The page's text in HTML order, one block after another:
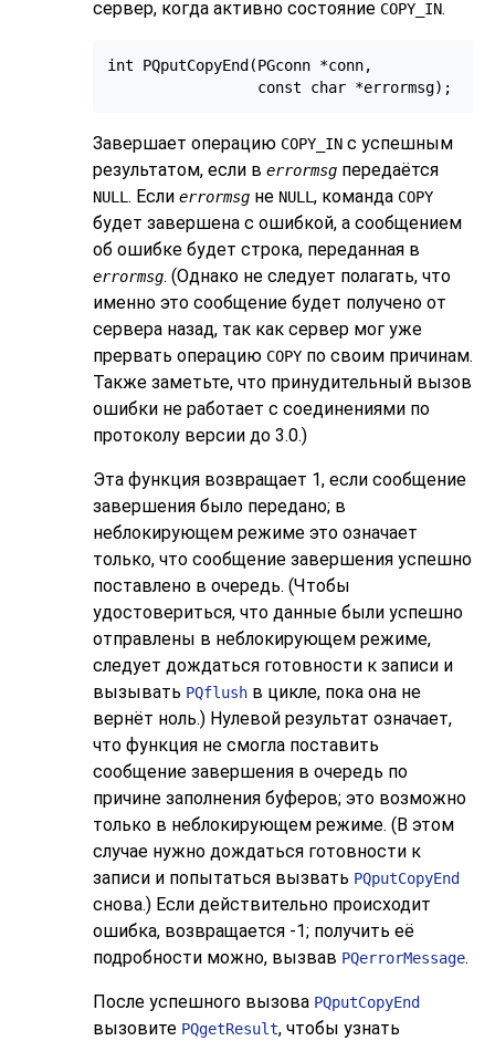
сервер, когда активно состояние COPY_IN.
int PQputCopyEnd(PGconn *conn,
Завершает операцию COPY_IN с успешным
результатом, если в errormsg передаётся
NULL . Если errormsg не NULL , команда COPY
будет завершена с ошибкой, а сообщением
об ошибке будет строка, переданная в
errormsg. (Однако не следует полагать, что
именно это сообщение будет получено от
сервера назад, так как сервер мог уже
прервать операцию COPY по своим причинам.
Также заметьте, что принудительный вызов
ошибки не работает с соединениями по
протоколу версии до 3.0.)
Эта функция возвращает 1, если сообщение
завершения было передано; в
неблокирующем режиме это означает
только, что сообщение завершения успешно
поставлено в очередь. (Чтобы
удостовериться, что данные были успешно
отправлены в неблокирующем режиме,
следует дождаться готовности к записи и
вызывать PQflush в цикле, пока она не
вернёт ноль.) Нулевой результат означает,
что функция не смогла поставить
сообщение завершения в очередь по
причине заполнения буферов; это возможно
только в неблокирующем режиме. (В этом
случае нужно дождаться готовности к
записи и попытаться вызвать PQputCopyEnd
снова.) Если действительно происходит
ошибка, возвращается -1; получить её
подробности можно, вызвав PQerrorMessage.
После успешного вызова PQputCopyEnd
вызовите PQgetResult, чтобы узнать